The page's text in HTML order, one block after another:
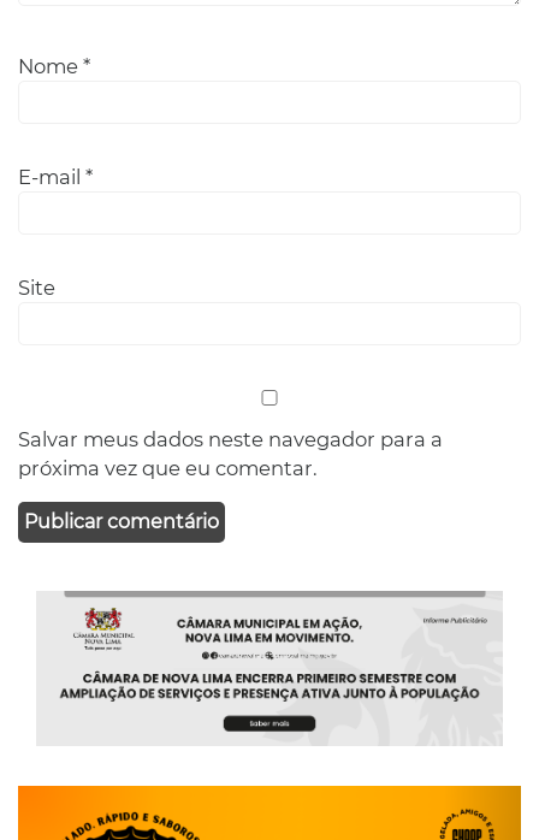
Nome *
E-mail *
Site
Salvar meus dados neste navegador para a
próxima vez que eu comentar.